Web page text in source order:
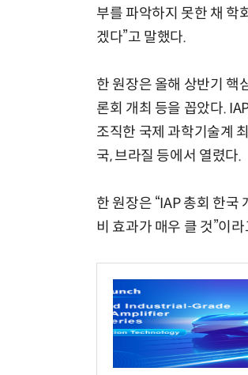
부를 파악하지 못한 채 학
겠다”고 말했다.
한 원장은 올해 상반기
론회 개최 등을 꼽았다.
조직한 국제 과학기술계
국, 브라질 등에서 열렸다.
한 원장은 “IAP 총회 한국
비 효과가 매우 클 것”이